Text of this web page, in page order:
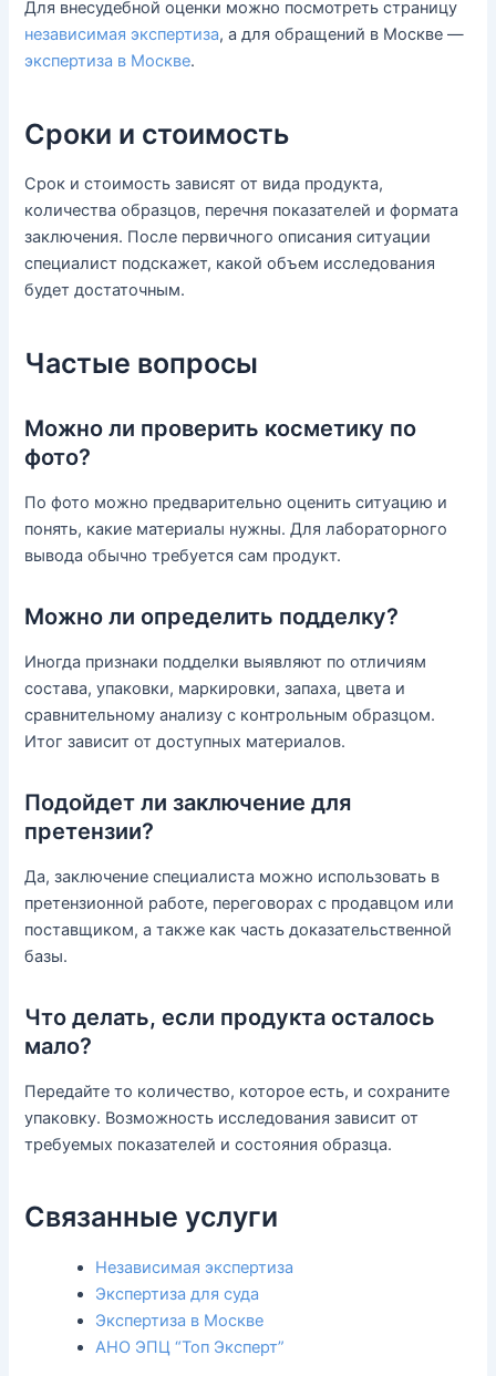
Для внесудебной оценки можно посмотреть страницу
независимая экспертиза, а для обращений в Москве —
экспертиза в Москве.
Сроки и стоимость
Срок и стоимость зависят от вида продукта,
количества образцов, перечня показателей и формата
заключения. После первичного описания ситуации
специалист подскажет, какой объем исследования
будет достаточным.
Частые вопросы
Можно ли проверить косметику по
фото?
По фото можно предварительно оценить ситуацию и
понять, какие материалы нужны. Для лабораторного
вывода обычно требуется сам продукт.
Можно ли определить подделку?
Иногда признаки подделки выявляют по отличиям
состава, упаковки, маркировки, запаха, цвета и
сравнительному анализу с контрольным образцом.
Итог зависит от доступных материалов.
Подойдет ли заключение для
претензии?
Да, заключение специалиста можно использовать в
претензионной работе, переговорах с продавцом или
поставщиком, а также как часть доказательственной
базы.
Что делать, если продукта осталось
мало?
Передайте то количество, которое есть, и сохраните
упаковку. Возможность исследования зависит от
требуемых показателей и состояния образца.
Связанные услуги
Независимая экспертиза
Экспертиза для суда
Экспертиза в Москве
АНО ЭПЦ “Топ Эксперт”